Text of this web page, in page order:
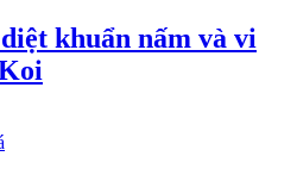
khuẩn nấm và vi